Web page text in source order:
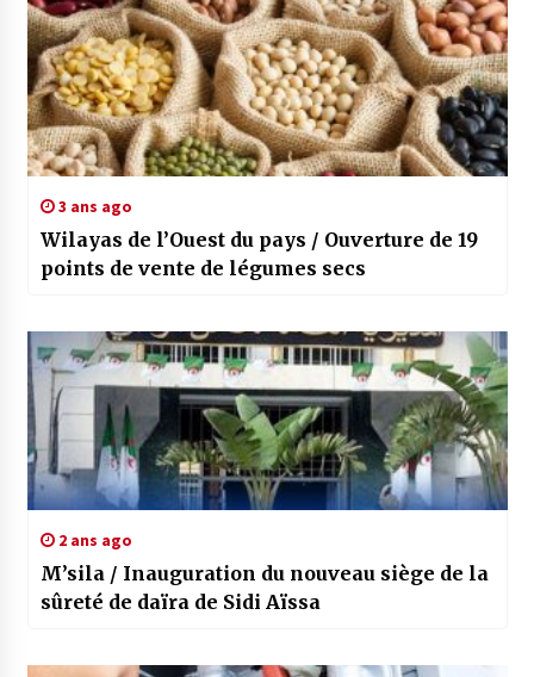
3 ans ago
Wilayas de l’Ouest du pays / Ouverture de 19
2 ans ago
M’sila / Inauguration du nouveau siège de la
sûreté de daïra de Sidi Aïssa